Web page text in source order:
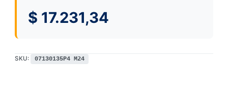
$ 17.231,34
SKU: 07130135P4 M24